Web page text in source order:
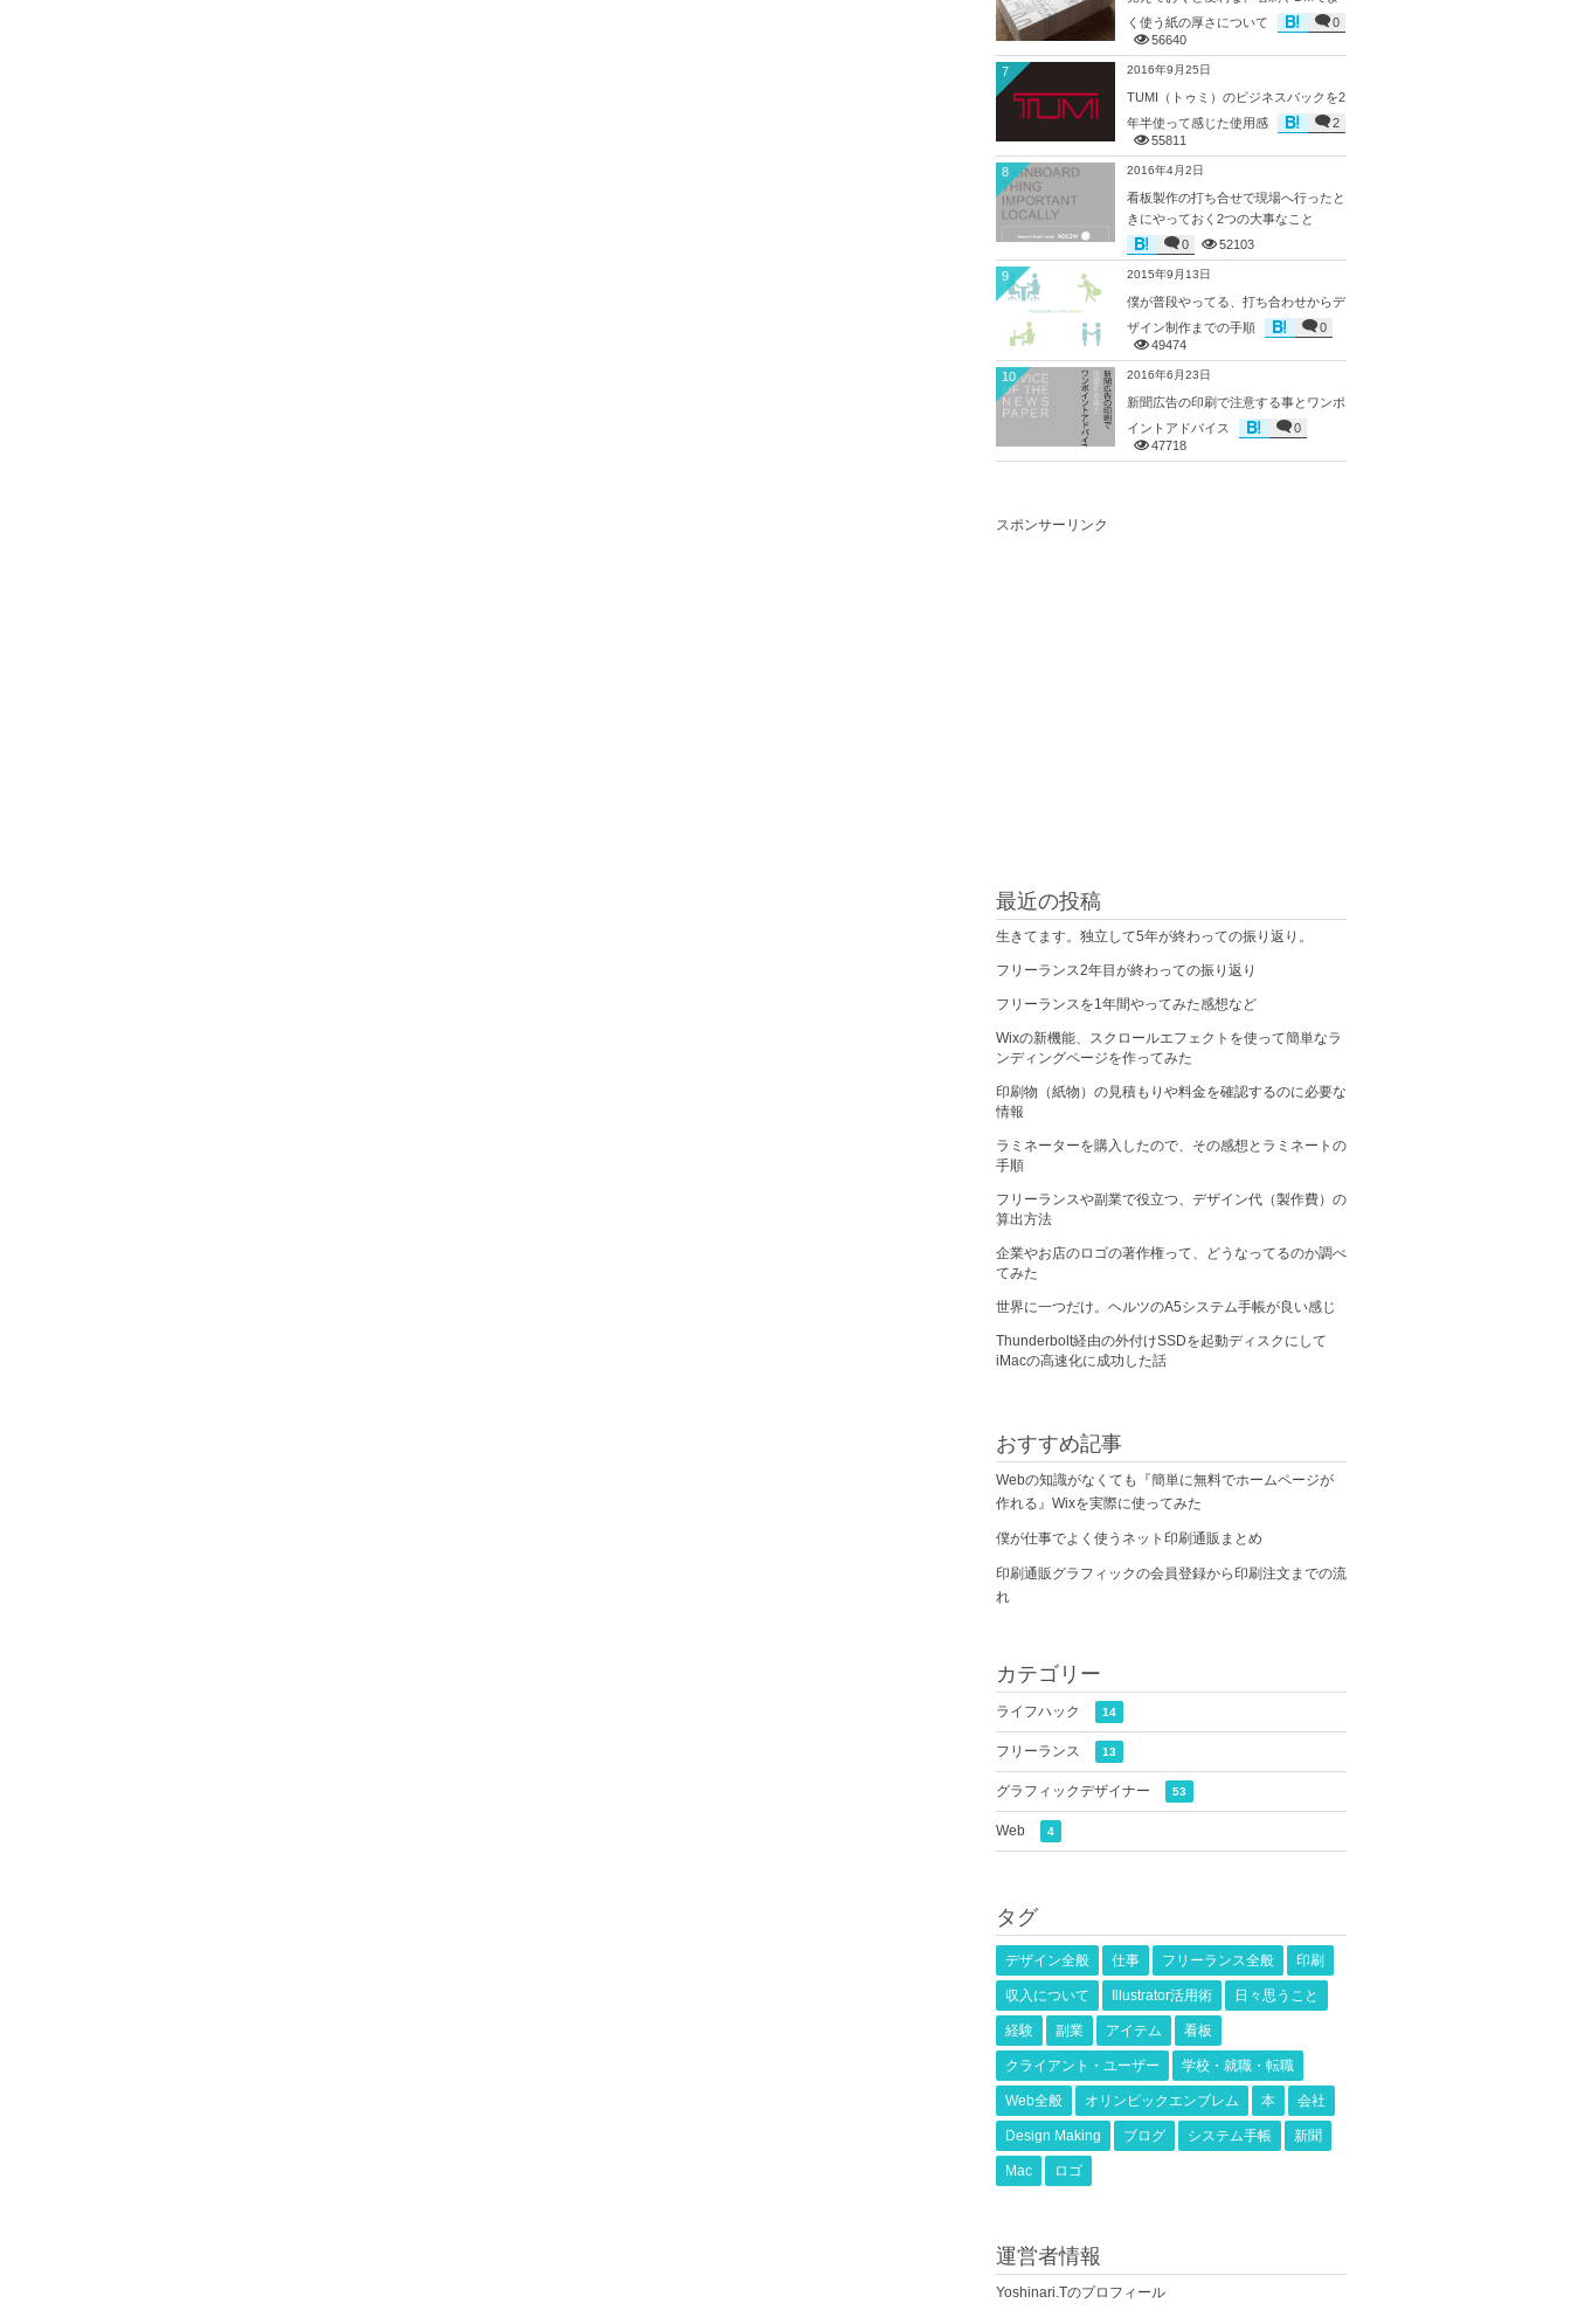
く使う紙の厚さについて
0
56640
2016年9月25日
TUMI（トゥミ）のビジネスバックを2
年半使って感じた使用感
2
55811
7
2016年4月2日
看板製作の打ち合せで現場へ行ったと
きにやっておく2つの大事なこと
0
52103
8
2015年9月13日
僕が普段やってる、打ち合わせからデ
ザイン制作までの手順
0
49474
9
2016年6月23日
新聞広告の印刷で注意する事とワンポ
イントアドバイス
0
47718
10
スポンサーリンク
最近の投稿
生きてます。独立して5年が終わっての振り返り。
フリーランス2年目が終わっての振り返り
フリーランスを1年間やってみた感想など
Wixの新機能、スクロールエフェクトを使って簡単なラ
ンディングページを作ってみた
印刷物（紙物）の見積もりや料金を確認するのに必要な
情報
ラミネーターを購入したので、その感想とラミネートの
手順
フリーランスや副業で役立つ、デザイン代（製作費）の
算出方法
企業やお店のロゴの著作権って、どうなってるのか調べ
てみた
世界に一つだけ。ヘルツのA5システム手帳が良い感じ
Thunderbolt経由の外付けSSDを起動ディスクにして
iMacの高速化に成功した話
おすすめ記事
Webの知識がなくても『簡単に無料でホームページが
作れる』Wixを実際に使ってみた
僕が仕事でよく使うネット印刷通販まとめ
印刷通販グラフィックの会員登録から印刷注文までの流
れ
カテゴリー
ライフハック 14
フリーランス 13
グラフィックデザイナー 53
Web 4
タグ
デザイン全般 仕事 フリーランス全般 印刷
収入について Illustrator活用術 日々思うこと
経験 副業 アイテム 看板
クライアント・ユーザー 学校・就職・転職
Web全般 オリンピックエンブレム 本 会社
Design Making ブログ システム手帳 新聞
Mac ロゴ
運営者情報
Yoshinari.Tのプロフィール